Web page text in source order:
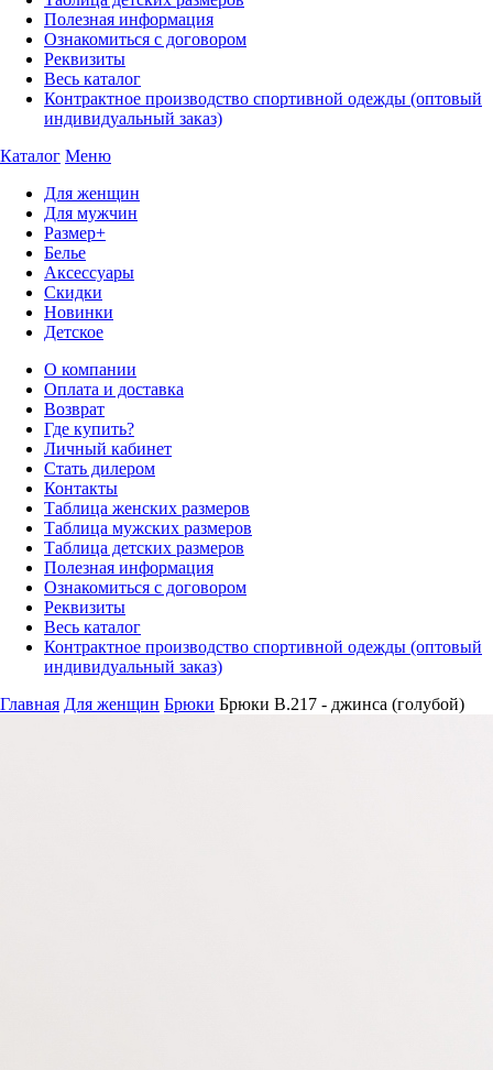
Полезная информация
Ознакомиться с договором
Реквизиты
Весь каталог
Контрактное производство спортивной одежды (оптовый
индивидуальный заказ)
Каталог Меню
Для женщин
Для мужчин
Размер+
Белье
Аксессуары
Скидки
Новинки
Детское
О компании
Оплата и доставка
Возврат
Где купить?
Личный кабинет
Стать дилером
Контакты
Таблица женских размеров
Таблица мужских размеров
Таблица детских размеров
Полезная информация
Ознакомиться с договором
Реквизиты
Весь каталог
Контрактное производство спортивной одежды (оптовый
индивидуальный заказ)
Главная Для женщин Брюки Брюки B.217 - джинса (голубой)